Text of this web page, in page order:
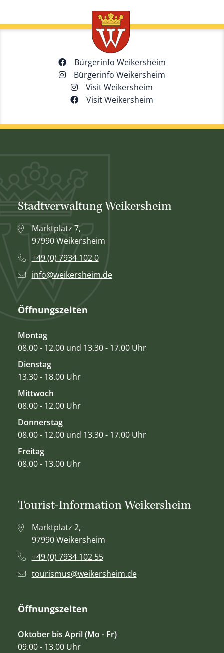
Bürgerinfo Weikersheim
Bürgerinfo Weikersheim
Visit Weikersheim
Visit Weikersheim
Stadtverwaltung Weikersheim
Marktplatz 7,
97990 Weikersheim
+49 (0) 7934 102 0
info@weikersheim.de
Öffnungszeiten
Montag
08.00 - 12.00 und 13.30 - 17.00 Uhr
Dienstag
13.30 - 18.00 Uhr
Mittwoch
08.00 - 12.00 Uhr
Donnerstag
08.00 - 12.00 und 13.30 - 17.00 Uhr
Freitag
08.00 - 13.00 Uhr
Tourist-Information Weikersheim
Marktplatz 2,
97990 Weikersheim
+49 (0) 7934 102 55
tourismus@weikersheim.de
Öffnungszeiten
Oktober bis April (Mo - Fr)
09.00 - 13.00 Uhr